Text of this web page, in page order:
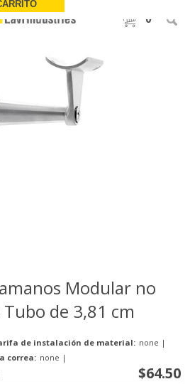
0
Modular no
de 3,81 cm
de instalación de material: none |
correa: none |
$64.50